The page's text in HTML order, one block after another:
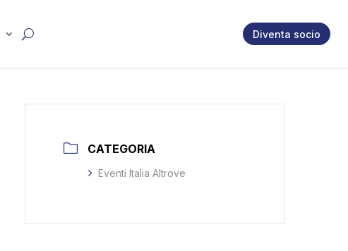
Diventa socio
CATEGORIA
Eventi Italia Altrove